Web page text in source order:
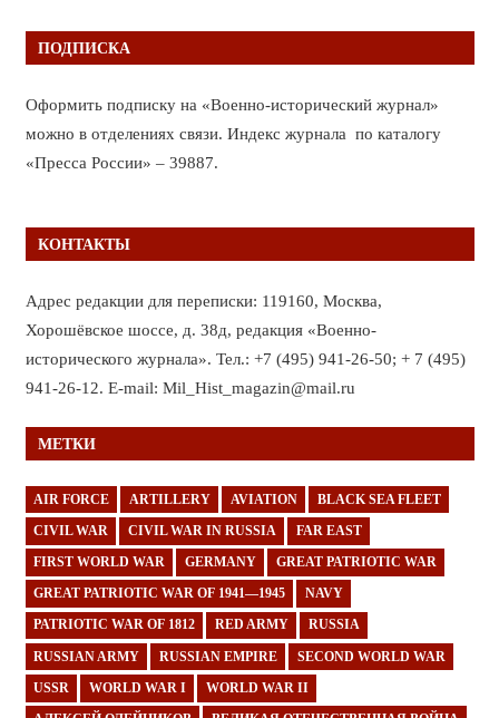
ПОДПИСКА
Оформить подписку на «Военно-исторический журнал»
можно в отделениях связи. Индекс журнала по каталогу
«Пресса России» – 39887.
КОНТАКТЫ
Адрес редакции для переписки: 119160, Москва,
Хорошёвское шоссе, д. 38д, редакция «Военно-
исторического журнала». Тел.: +7 (495) 941-26-50; + 7 (495)
941-26-12. E-mail: Mil_Hist_magazin@mail.ru
МЕТКИ
AIR FORCE ARTILLERY AVIATION BLACK SEA FLEET
CIVIL WAR CIVIL WAR IN RUSSIA FAR EAST
FIRST WORLD WAR GERMANY GREAT PATRIOTIC WAR
GREAT PATRIOTIC WAR OF 1941—1945 NAVY
PATRIOTIC WAR OF 1812 RED ARMY RUSSIA
RUSSIAN ARMY RUSSIAN EMPIRE SECOND WORLD WAR
USSR WORLD WAR I WORLD WAR II